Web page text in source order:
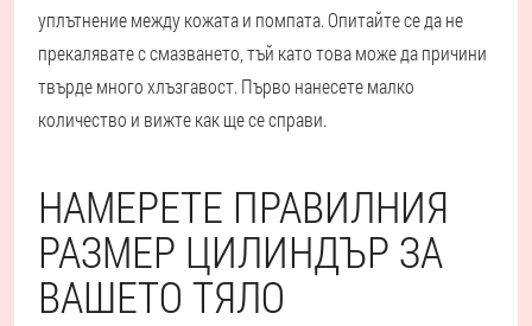
уплътнение между кожата и помпата. Опитайте се да не
прекалявате с смазването, тъй като това може да причини
твърде много хлъзгавост. Първо нанесете малко
количество и вижте как ще се справи.
НАМЕРЕТЕ ПРАВИЛНИЯ
РАЗМЕР ЦИЛИНДЪР ЗА
ВАШЕТО ТЯЛО